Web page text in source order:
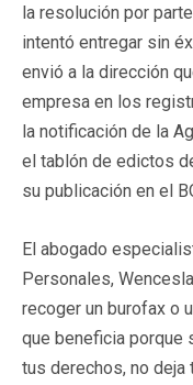
la resolución por
intentó entregar sin
envió a la dirección
empresa en los
la notificación de la
el tablón de edictos
su publicación en el
El abogado
Personales,
recoger un burofax o
que beneficia porque
tus derechos, no deja